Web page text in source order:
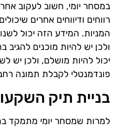
במסחר יומי, חשוב לעקוב
רווחים ודיווחים אחרים
המניות. המידע הזה יכול
ולכן יש להיות מוכנים להגיב
יכול להיות מושלם, ולכן יש
פונדמנטלי לקבלת תמונה
בניית תיק
למרות שמסחר יומי מתמקד